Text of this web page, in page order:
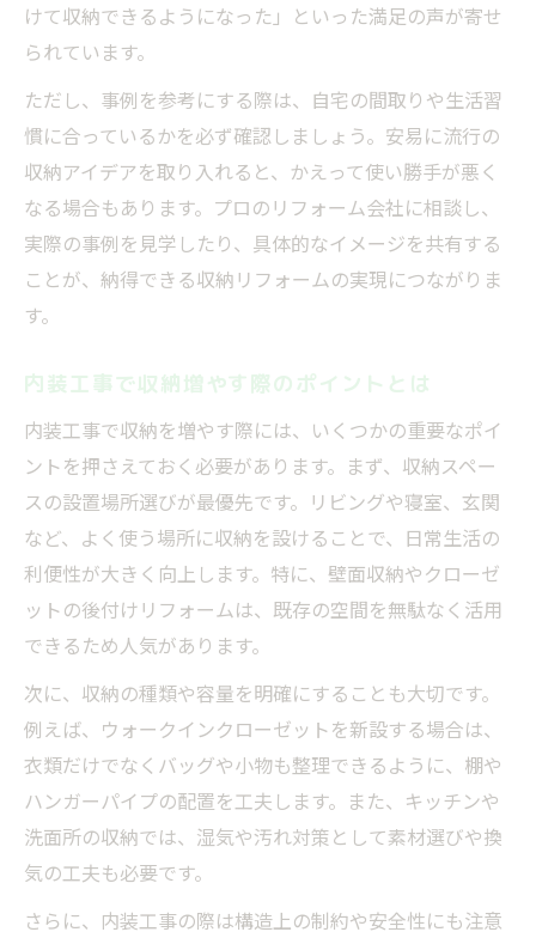
けて収納できるようになった」といった満足の声が寄せ
られています。
ただし、事例を参考にする際は、自宅の間取りや生活習
慣に合っているかを必ず確認しましょう。安易に流行の
収納アイデアを取り入れると、かえって使い勝手が悪く
なる場合もあります。プロのリフォーム会社に相談し、
実際の事例を見学したり、具体的なイメージを共有する
ことが、納得できる収納リフォームの実現につながりま
す。
内装工事で収納増やす際のポイントとは
内装工事で収納を増やす際には、いくつかの重要なポイ
ントを押さえておく必要があります。まず、収納スペー
スの設置場所選びが最優先です。リビングや寝室、玄関
など、よく使う場所に収納を設けることで、日常生活の
利便性が大きく向上します。特に、壁面収納やクローゼ
ットの後付けリフォームは、既存の空間を無駄なく活用
できるため人気があります。
次に、収納の種類や容量を明確にすることも大切です。
例えば、ウォークインクローゼットを新設する場合は、
衣類だけでなくバッグや小物も整理できるように、棚や
ハンガーパイプの配置を工夫します。また、キッチンや
洗面所の収納では、湿気や汚れ対策として素材選びや換
気の工夫も必要です。
さらに、内装工事の際は構造上の制約や安全性にも注意